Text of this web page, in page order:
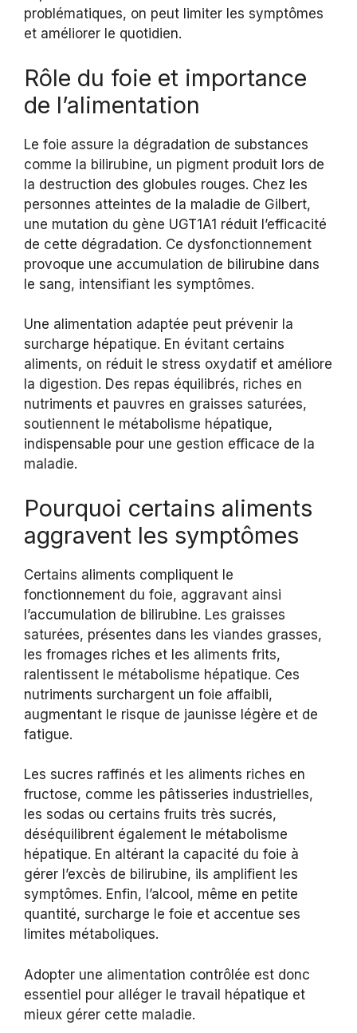
problématiques, on peut limiter les symptômes
et améliorer le quotidien.
Rôle du foie et importance
de l’alimentation
Le foie assure la dégradation de substances
comme la bilirubine, un pigment produit lors de
la destruction des globules rouges. Chez les
personnes atteintes de la maladie de Gilbert,
une mutation du gène UGT1A1 réduit l’efficacité
de cette dégradation. Ce dysfonctionnement
provoque une accumulation de bilirubine dans
le sang, intensifiant les symptômes.
Une alimentation adaptée peut prévenir la
surcharge hépatique. En évitant certains
aliments, on réduit le stress oxydatif et améliore
la digestion. Des repas équilibrés, riches en
nutriments et pauvres en graisses saturées,
soutiennent le métabolisme hépatique,
indispensable pour une gestion efficace de la
maladie.
Pourquoi certains aliments
aggravent les symptômes
Certains aliments compliquent le
fonctionnement du foie, aggravant ainsi
l’accumulation de bilirubine. Les graisses
saturées, présentes dans les viandes grasses,
les fromages riches et les aliments frits,
ralentissent le métabolisme hépatique. Ces
nutriments surchargent un foie affaibli,
augmentant le risque de jaunisse légère et de
fatigue.
Les sucres raffinés et les aliments riches en
fructose, comme les pâtisseries industrielles,
les sodas ou certains fruits très sucrés,
déséquilibrent également le métabolisme
hépatique. En altérant la capacité du foie à
gérer l’excès de bilirubine, ils amplifient les
symptômes. Enfin, l’alcool, même en petite
quantité, surcharge le foie et accentue ses
limites métaboliques.
Adopter une alimentation contrôlée est donc
essentiel pour alléger le travail hépatique et
mieux gérer cette maladie.